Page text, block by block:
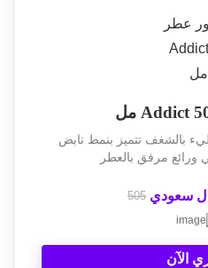
بالشغف تتميز بنمط نابض
ورائع مرفق بالعطر
505
الآن